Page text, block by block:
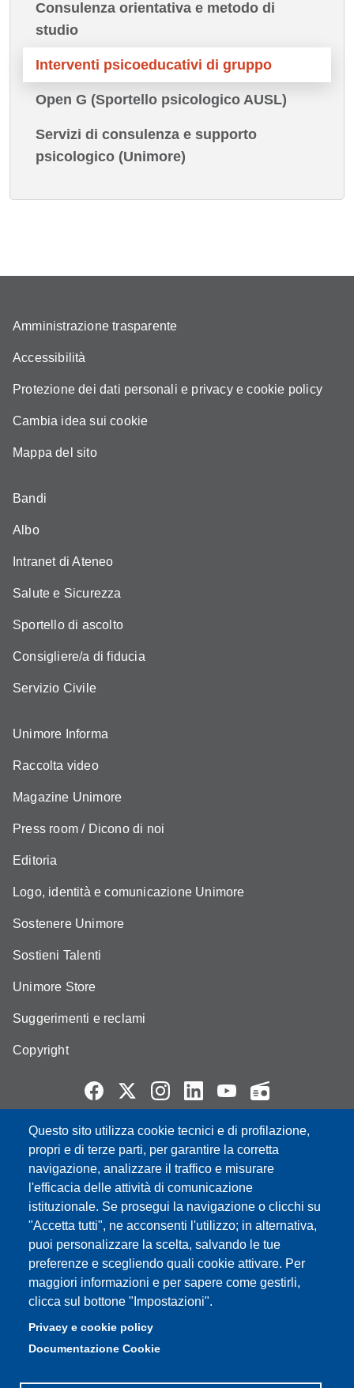
Consulenza orientativa e metodo di
studio
Interventi psicoeducativi di gruppo
Open G (Sportello psicologico AUSL)
Servizi di consulenza e supporto
psicologico (Unimore)
Questo sito utilizza cookie tecnici e di profilazione,
propri e di terze parti, per garantire la corretta
navigazione, analizzare il traffico e misurare
l'efficacia delle attività di comunicazione
istituzionale. Se prosegui la navigazione o clicchi su
"Accetta tutti", ne acconsenti l'utilizzo; in alternativa,
puoi personalizzare la scelta, salvando le tue
preferenze e scegliendo quali cookie attivare. Per
maggiori informazioni e per sapere come gestirli,
clicca sul bottone "Impostazioni".
Privacy e cookie policy
Documentazione Cookie
Amministrazione trasparente
Accessibilità
Protezione dei dati personali e privacy e cookie policy
Cambia idea sui cookie
Mappa del sito
Bandi
Albo
Intranet di Ateneo
Salute e Sicurezza
Sportello di ascolto
Consigliere/a di fiducia
Servizio Civile
Unimore Informa
Raccolta video
Magazine Unimore
Press room / Dicono di noi
Editoria
Logo, identità e comunicazione Unimore
Sostenere Unimore
Sostieni Talenti
Unimore Store
Suggerimenti e reclami
Copyright
Partita IVA: 00427620364
e-mail: urp@unimore.it
PEC: primo contatto: urp@pec.unimore.it
Indirizzo ReGIndE per notifica Atti Processuali:
direzionelegale@pec.unimore.it
Sede di Modena: Via Università 4, 41121 Modena, Tel. 059
2056511 - Fax 059 245156
Sede di Reggio Emilia: Viale A. Allegri 9, 42121 Reggio
Emilia, Tel. 0522 523041 - Fax 0522 523045